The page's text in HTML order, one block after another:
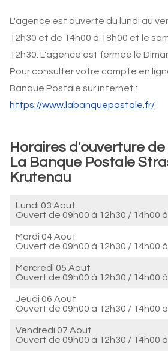
L'agence est ouverte du lundi au
12h30 et de 14h00 à 18h00 et le
12h30. L'agence est fermée le
Pour consulter votre compte en
Banque Postale sur internet :
https://www.labanquepostale.fr/
Horaires d'ouverture
La Banque Postale
Krutenau
Lundi 03 Aout
Ouvert de 09h00 à 12h30 / 14h00
Mardi 04 Aout
Ouvert de 09h00 à 12h30 / 14h00
Mercredi 05 Aout
Ouvert de 09h00 à 12h30 / 14h00
Jeudi 06 Aout
Ouvert de 09h00 à 12h30 / 14h00
Vendredi 07 Aout
Ouvert de 09h00 à 12h30 / 14h00